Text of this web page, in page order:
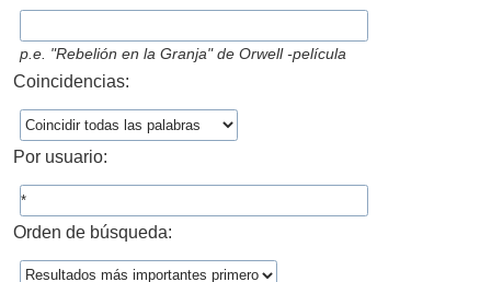
p.e. "Rebelión en la Granja" de Orwell -película
Coincidencias:
Por usuario:
Orden de búsqueda: